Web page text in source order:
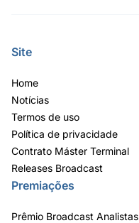
Site
Home
Notícias
Termos de uso
Política de privacidade
Contrato Máster Terminal
Releases Broadcast
Premiações
Prêmio Broadcast Analistas